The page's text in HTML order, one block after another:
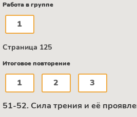
Работа в группе
1
Страница 125
Итоговое повторение
1 2 3
51-52. Сила трения и её